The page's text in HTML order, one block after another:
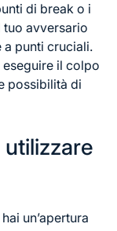
di break o i
avversario
punti cruciali.
il colpo
possibilità di
un’apertura